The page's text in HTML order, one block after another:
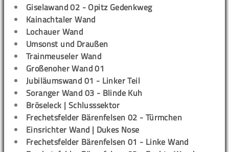
Giselawand 02 - Opitz Gedenkweg
Kainachtaler Wand
Lochauer Wand
Umsonst und Draußen
Trainmeuseler Wand
Großenoher Wand 01
Jubiläumswand 01 - Linker Teil
Soranger Wand 03 - Blinde Kuh
Bröseleck | Schlusssektor
Frechetsfelder Bärenfelsen 02 - Türmchen
Einsrichter Wand | Dukes Nose
Frechetsfelder Bärenfelsen 01 - Linke Wand